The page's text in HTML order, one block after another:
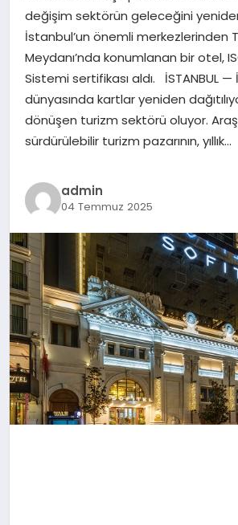
YAŞAM
EĞITIM
değişim sektörün geleceğini
İstanbul’un önemli merkezlerinden
Meydanı’nda konumlanan bir otel,
Sistemi sertifikası aldı. İSTANBUL —
dünyasında kartlar yeniden
dönüşen turizm sektörü oluyor.
sürdürülebilir turizm pazarının, yıllık…
admin
04 Temmuz 2025